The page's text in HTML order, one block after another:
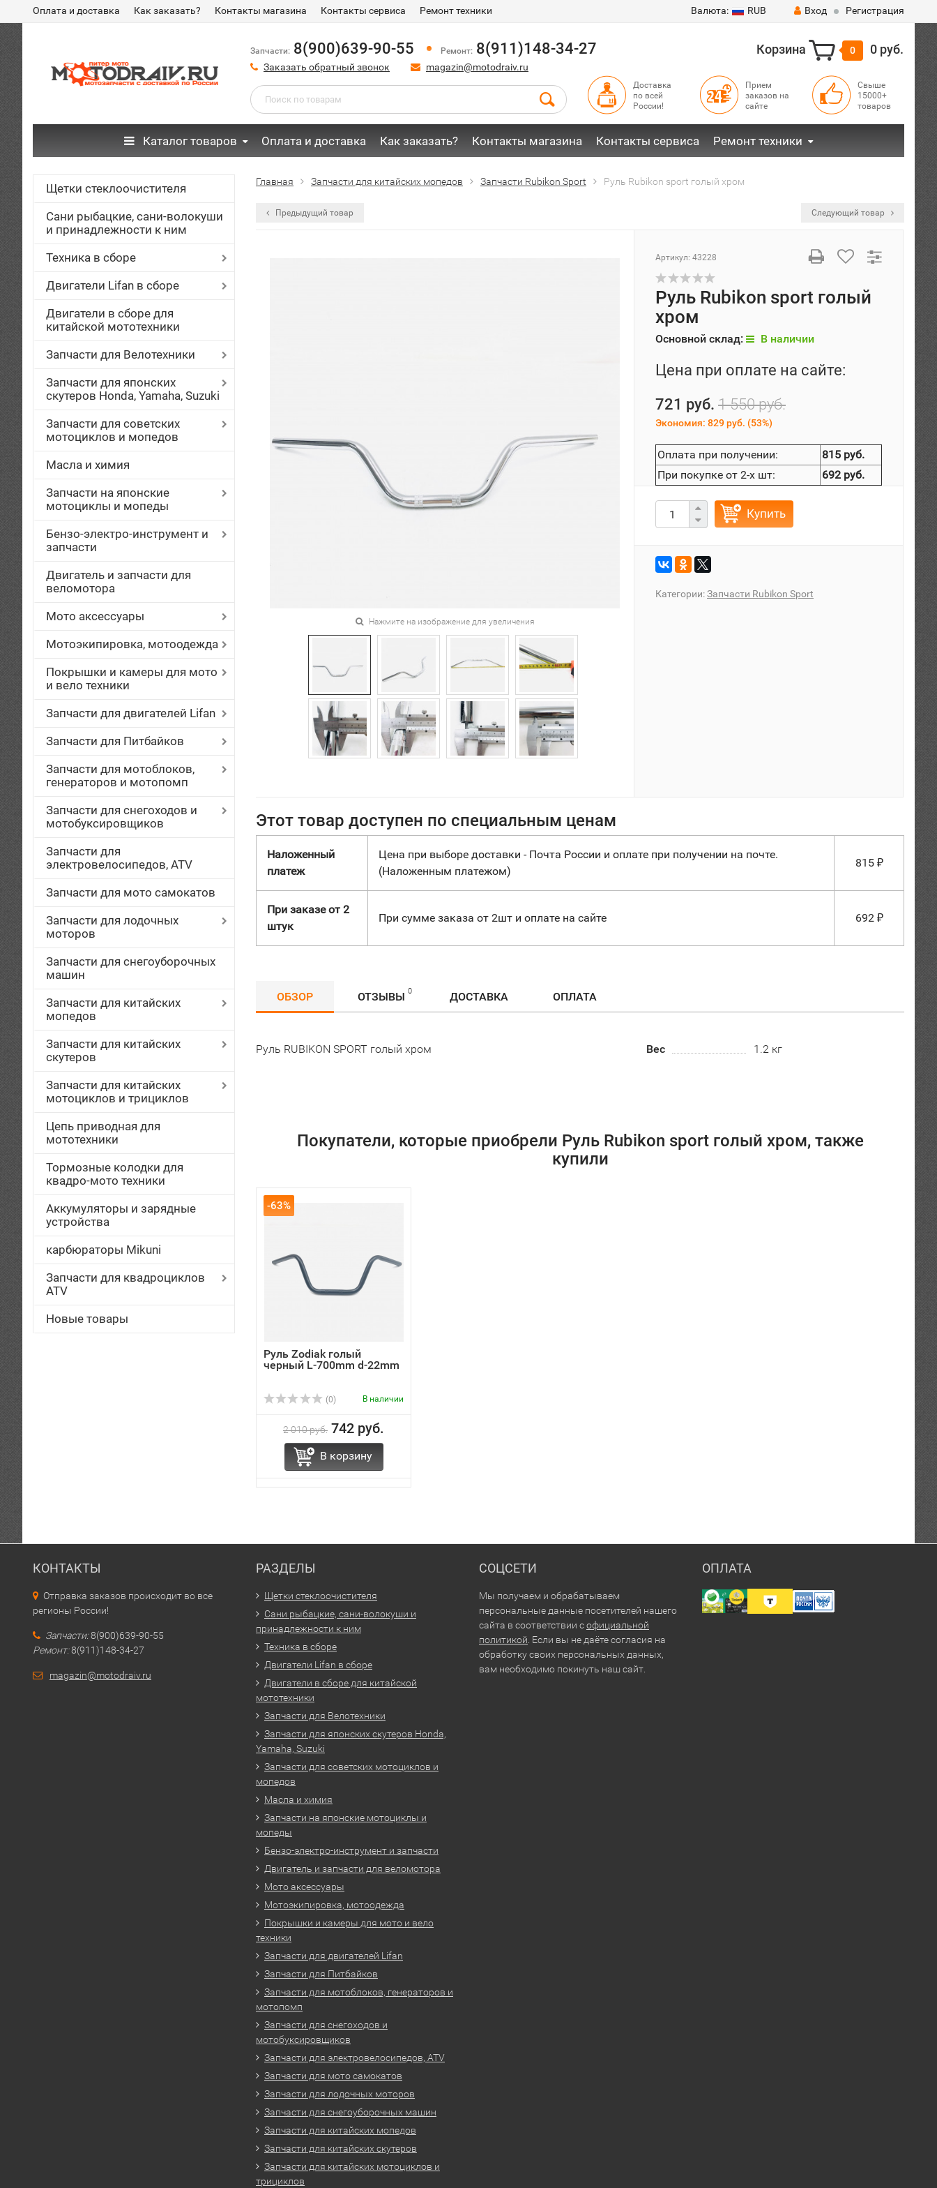
Оплата и доставка Как заказать? Контакты магазина Контакты сервиса Ремонт техники Валюта: RUB Вход Регистрация
Запчасти: 8(900)639-90-55 Ремонт: 8(911)148-34-27
Заказать обратный звонок magazin@motodraiv.ru
Корзина 0 0 руб.
Доставка
по всей
России!
Прием
заказов на
сайте
Свыше
15000+
товаров
Каталог товаров Оплата и доставка Как заказать? Контакты магазина Контакты сервиса Ремонт техники
Щетки стеклоочистителя
Сани рыбацкие, сани-волокуши
и принадлежности к ним
Техника в сборе
Двигатели Lifan в сборе
Двигатели в сборе для
китайской мототехники
Запчасти для Велотехники
Запчасти для японских
скутеров Honda, Yamaha, Suzuki
Запчасти для советских
мотоциклов и мопедов
Масла и химия
Запчасти на японские
мотоциклы и мопеды
Бензо-электро-инструмент и
запчасти
Двигатель и запчасти для
веломотора
Мото аксессуары
Мотоэкипировка, мотоодежда
Покрышки и камеры для мото
и вело техники
Запчасти для двигателей Lifan
Запчасти для Питбайков
Запчасти для мотоблоков,
генераторов и мотопомп
Запчасти для снегоходов и
мотобуксировщиков
Запчасти для
электровелосипедов, ATV
Запчасти для мото самокатов
Запчасти для лодочных
моторов
Запчасти для снегоуборочных
машин
Запчасти для китайских
мопедов
Запчасти для китайских
скутеров
Запчасти для китайских
мотоциклов и трициклов
Цепь приводная для
мототехники
Тормозные колодки для
квадро-мото техники
Аккумуляторы и зарядные
устройства
карбюраторы Mikuni
Запчасти для квадроциклов
ATV
Новые товары
Главная Запчасти для китайских мопедов Запчасти Rubikon Sport Руль Rubikon sport голый хром
Предыдущий товар Следующий товар
Нажмите на изображение для увеличения
Артикул: 43228
Руль Rubikon sport голый
хром
Основной склад: В наличии
Цена при оплате на сайте:
721 руб. 1 550 руб.
Экономия: 829 руб. (53%)
Оплата при получении:
815 руб.
При покупке от 2-х шт:
692 руб.
Купить
Категории:Запчасти Rubikon Sport
Этот товар доступен по специальным ценам
Наложенный
платеж
Цена при выборе доставки - Почта России и оплате при получении на почте.
(Наложенным платежом)
815 ₽
При заказе от 2
штук
При сумме заказа от 2шт и оплате на сайте 692 ₽
ОБЗОР ОТЗЫВЫ 0 ДОСТАВКА ОПЛАТА
Руль RUBIKON SPORT голый хром Вес 1.2 кг
Покупатели, которые приобрели Руль Rubikon sport голый хром, также
купили
-63%
Руль Zodiak голый
черный L-700mm d-22mm
(0) В наличии
2 010 руб. 742 руб.
В корзину
КОНТАКТЫ
Отправка заказов происходит во все
регионы России!
Запчасти:8(900)639-90-55
Ремонт:8(911)148-34-27
magazin@motodraiv.ru
РАЗДЕЛЫ
Щетки стеклоочистителя
Сани рыбацкие, сани-волокуши и
принадлежности к ним
Техника в сборе
Двигатели Lifan в сборе
Двигатели в сборе для китайской
мототехники
Запчасти для Велотехники
Запчасти для японских скутеров Honda,
Yamaha, Suzuki
Запчасти для советских мотоциклов и
мопедов
Масла и химия
Запчасти на японские мотоциклы и
мопеды
Бензо-электро-инструмент и запчасти
Двигатель и запчасти для веломотора
Мото аксессуары
Мотоэкипировка, мотоодежда
Покрышки и камеры для мото и вело
техники
Запчасти для двигателей Lifan
Запчасти для Питбайков
Запчасти для мотоблоков, генераторов и
мотопомп
Запчасти для снегоходов и
мотобуксировщиков
Запчасти для электровелосипедов, ATV
Запчасти для мото самокатов
Запчасти для лодочных моторов
Запчасти для снегоуборочных машин
Запчасти для китайских мопедов
Запчасти для китайских скутеров
Запчасти для китайских мотоциклов и
трициклов
СОЦСЕТИ
Мы получаем и обрабатываем
персональные данные посетителей нашего
сайта в соответствии софициальной
политикой . Если вы не даёте согласия на
обработку своих персональных данных,
вам необходимо покинуть наш сайт.
ОПЛАТА